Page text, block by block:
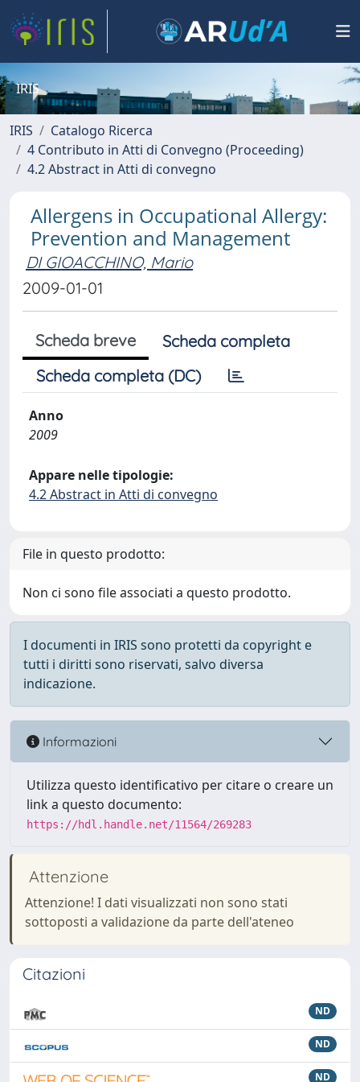
IRIS
IRIS
Catalogo Ricerca
4 Contributo in Atti di Convegno (Proceeding)
4.2 Abstract in Atti di convegno
Allergens in Occupational Allergy:
Prevention and Management
DI GIOACCHINO, Mario
2009-01-01
Scheda breve
Scheda completa
Scheda completa (DC)
Anno
2009
Appare nelle tipologie:
4.2 Abstract in Atti di convegno
File in questo prodotto:
Non ci sono file associati a questo prodotto.
I documenti in IRIS sono protetti da copyright e
tutti i diritti sono riservati, salvo diversa
indicazione.
Informazioni
Utilizza questo identificativo per citare o creare un
link a questo documento:
https://hdl.handle.net/11564/269283
Attenzione
Attenzione! I dati visualizzati non sono stati
sottoposti a validazione da parte dell'ateneo
Citazioni
ND
ND
ND